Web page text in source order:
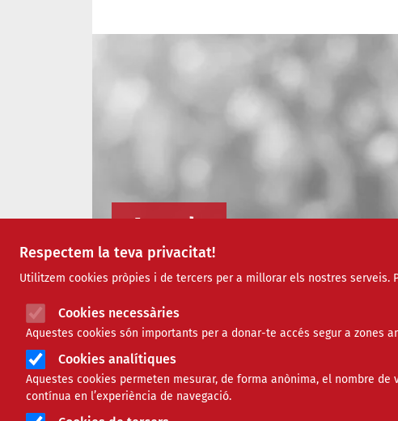
Respectem la teva privacitat!
Utilitzem cookies pròpies i de tercers per a millorar els nostres
Cookies necessàries
Aquestes cookies són importants per a donar-te accés segur a zones
Cookies analítiques
Aquestes cookies permeten mesurar, de forma anònima, el nombre
contínua en l’experiència de navegació.
Agenda
Paraula clau